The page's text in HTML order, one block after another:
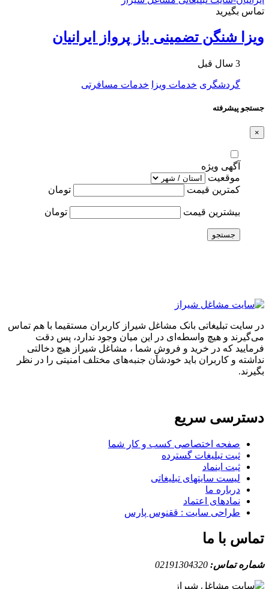
تماس بگیرید
ویزا شنگن تضمینی باز پرواز ایرانیان
3 سال قبل
گردشگری خدمات ویزا خدمات مسافرتی
جستجو پیشرفته
×
آگهی ویژه
موقعیت
کمترین قیمت
تومان
بیشترین قیمت تومان
جستجو
در سایت تبلیغاتی بانک مشاغل شیراز کاربران مستقیما با هم تماس
می‌گیرند و هیچ واسطه‌ای در این میان وجود ندارد، پس دقت
فرمایید که در خرید و فروشِ شما ، مشاغل شیراز هیچ دخالتی
نداشته و کاربران باید خودشان جنبه‌های مختلف امنیتی را در نظر
بگیرند.
دسترسی سریع
صفحه اختصاصی کسب و کار شما
ثبت تبلیغات گسترده
ثبت اینماد
لیست سایتهای تبلیغاتی
درباره ما
نمادهای اعتماد
طراحی سایت : ققنوس پارس
تماس با ما
شماره تماس: 02191304320